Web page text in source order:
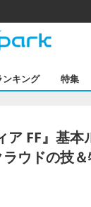
ンキング 特集
ア FF』基本
ウドの技